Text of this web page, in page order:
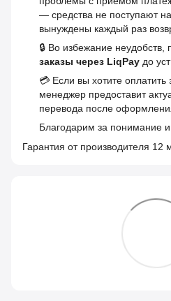
— средства не поступают
вынуждены каждый раз
🔒 Во избежание неудобств,
заказы через LiqPay до
💳 Если вы хотите
менеджер предоставит
перевода после
Благодарим за понимание и
Гарантия от производителя 12